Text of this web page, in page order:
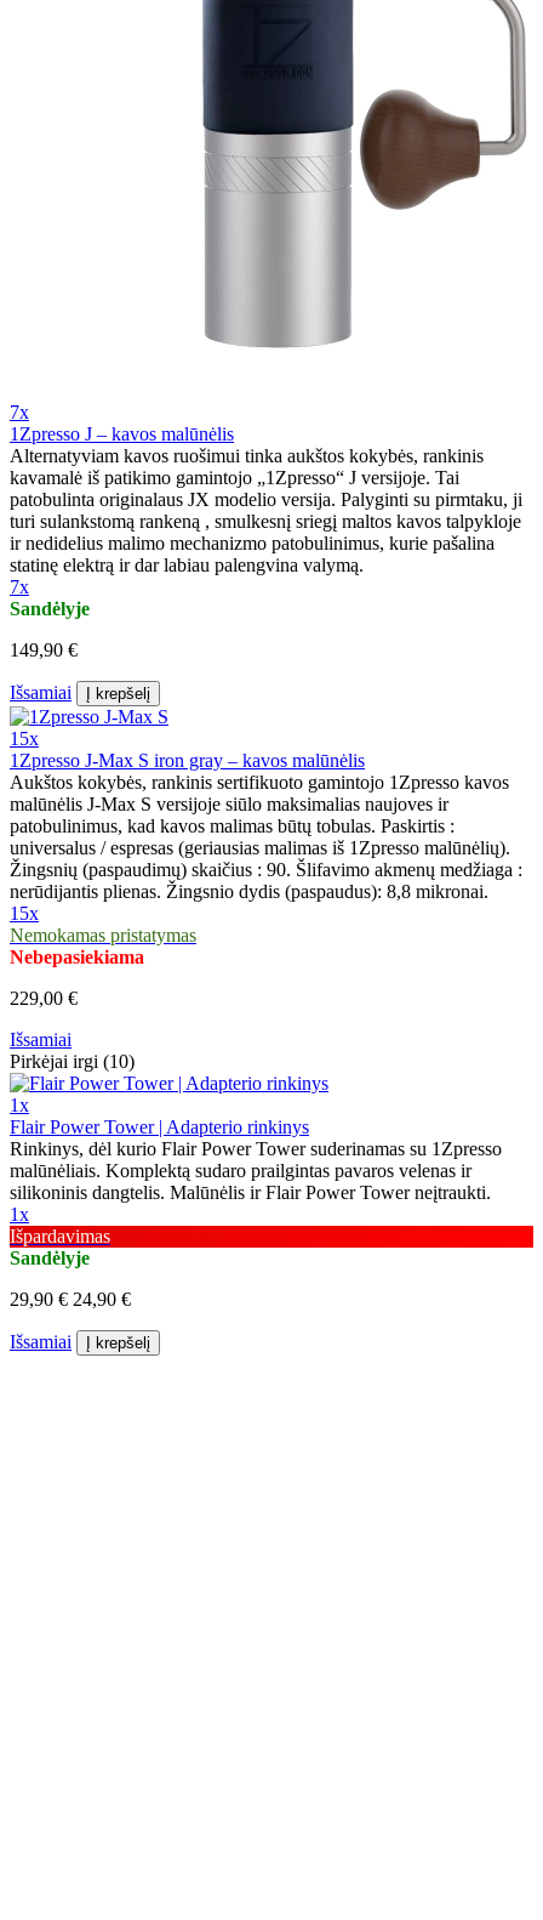
7x
1Zpresso J – kavos malūnėlis
Alternatyviam kavos ruošimui tinka aukštos kokybės, rankinis
kavamalė iš patikimo gamintojo „1Zpresso“ J versijoje. Tai
patobulinta originalaus JX modelio versija. Palyginti su pirmtaku, ji
turi sulankstomą rankeną , smulkesnį sriegį maltos kavos talpykloje
ir nedidelius malimo mechanizmo patobulinimus, kurie pašalina
statinę elektrą ir dar labiau palengvina valymą.
7x
Sandėlyje
149,90 €
Išsamiai Į krepšelį
15x
1Zpresso J-Max S iron gray – kavos malūnėlis
Aukštos kokybės, rankinis sertifikuoto gamintojo 1Zpresso kavos
malūnėlis J-Max S versijoje siūlo maksimalias naujoves ir
patobulinimus, kad kavos malimas būtų tobulas. Paskirtis :
universalus / espresas (geriausias malimas iš 1Zpresso malūnėlių).
Žingsnių (paspaudimų) skaičius : 90. Šlifavimo akmenų medžiaga :
nerūdijantis plienas. Žingsnio dydis (paspaudus): 8,8 mikronai.
15x
Nemokamas pristatymas
Nebepasiekiama
229,00 €
Išsamiai
Pirkėjai irgi (10)
1x
Flair Power Tower | Adapterio rinkinys
Rinkinys, dėl kurio Flair Power Tower suderinamas su 1Zpresso
malūnėliais. Komplektą sudaro prailgintas pavaros velenas ir
silikoninis dangtelis. Malūnėlis ir Flair Power Tower neįtraukti.
1x
Išpardavimas
Sandėlyje
29,90 € 24,90 €
Išsamiai Į krepšelį